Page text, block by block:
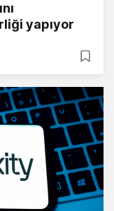
yapıyor